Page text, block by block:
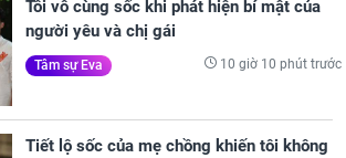
Tôi vô cùng sốc khi phát hiện bí mật của
người yêu và chị gái
Tâm sự Eva 10 giờ 10 phút trước
Tiết lộ sốc của mẹ chồng khiến tôi không